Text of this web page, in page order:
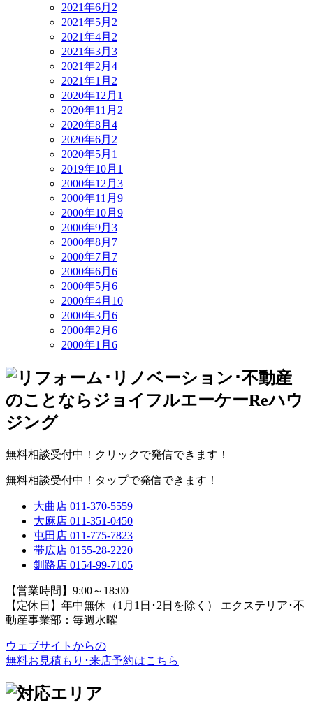
2021年6月 2
2021年5月 2
2021年4月 2
2021年3月 3
2021年2月 4
2021年1月 2
2020年12月 1
2020年11月 2
2020年8月 4
2020年6月 2
2020年5月 1
2019年10月 1
2000年12月 3
2000年11月 9
2000年10月 9
2000年9月 3
2000年8月 7
2000年7月 7
2000年6月 6
2000年5月 6
2000年4月 10
2000年3月 6
2000年2月 6
2000年1月 6
無料相談受付中！クリックで発信できます！
無料相談受付中！タップで発信できます！
大曲店 011-370-5559
大麻店 011-351-0450
屯田店 011-775-7823
帯広店 0155-28-2220
釧路店 0154-99-7105
【営業時間】9:00～18:00
【定休日】年中無休（1月1日･2日を除く） エクステリア･不
動産事業部：毎週水曜
ウェブサイトからの
無料お見積もり･来店予約はこちら